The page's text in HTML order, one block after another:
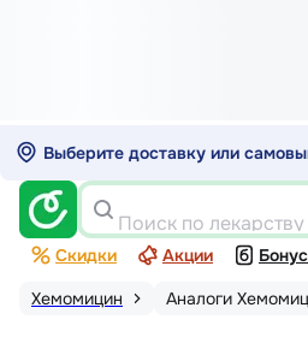
Выберите доставку или
Поиск по
Скидки Акции
Хемомицин
Аналоги